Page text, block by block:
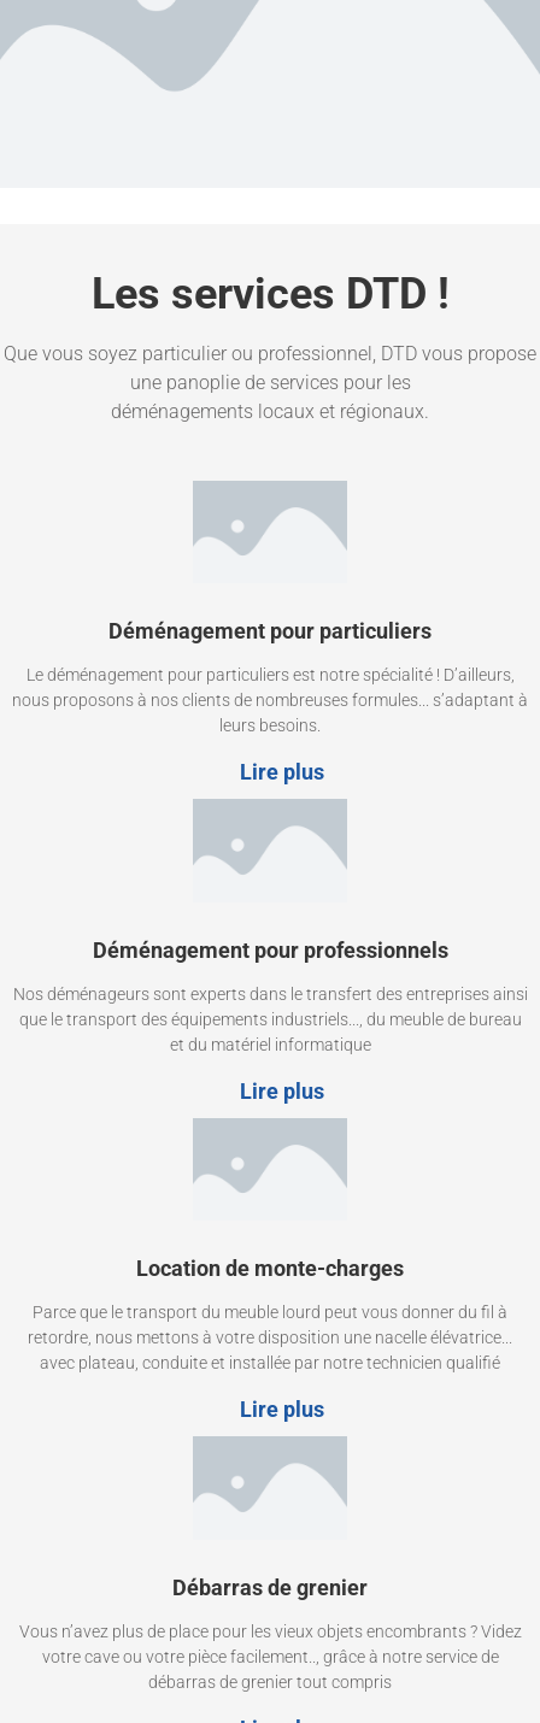
Les services DTD !
Que vous soyez particulier ou professionnel, DTD vous propose
une panoplie de services pour les
déménagements locaux et régionaux.
Déménagement pour particuliers
Le déménagement pour particuliers est notre spécialité ! D’ailleurs,
nous proposons à nos clients de nombreuses formules... s’adaptant à
leurs besoins.
Lire plus
Déménagement pour professionnels
Nos déménageurs sont experts dans le transfert des entreprises ainsi
que le transport des équipements industriels..., du meuble de bureau
et du matériel informatique
Lire plus
Location de monte-charges
Parce que le transport du meuble lourd peut vous donner du fil à
retordre, nous mettons à votre disposition une nacelle élévatrice...
avec plateau, conduite et installée par notre technicien qualifié
Lire plus
Débarras de grenier
Vous n’avez plus de place pour les vieux objets encombrants ? Videz
votre cave ou votre pièce facilement.., grâce à notre service de
débarras de grenier tout compris